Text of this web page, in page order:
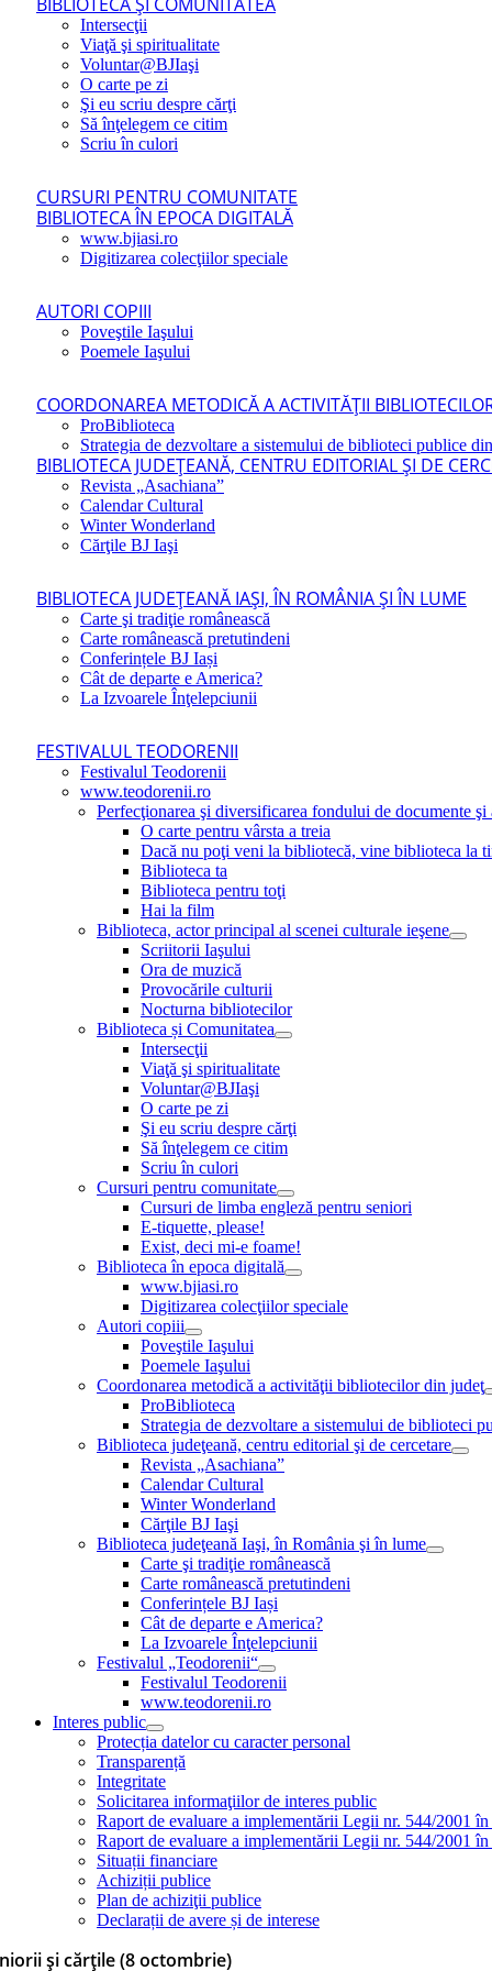
Intersecţii
Viaţă şi spiritualitate
Voluntar@BJIaşi
O carte pe zi
Şi eu scriu despre cărţi
Să înţelegem ce citim
Scriu în culori
CURSURI PENTRU COMUNITATE
BIBLIOTECA ÎN EPOCA DIGITALĂ
www.bjiasi.ro
Digitizarea colecţiilor speciale
AUTORI COPIII
Poveştile Iaşului
Poemele Iaşului
COORDONAREA METODICĂ A ACTIVITĂŢII
ProBiblioteca
Strategia de dezvoltare a sistemului de biblioteci publice
BIBLIOTECA JUDEŢEANĂ, CENTRU EDITORIAL ŞI DE
Revista „Asachiana”
Calendar Cultural
Winter Wonderland
Cărţile BJ Iaşi
BIBLIOTECA JUDEŢEANĂ IAŞI, ÎN ROMÂNIA ŞI ÎN LUME
Carte şi tradiţie românească
Carte românească pretutindeni
Conferințele BJ Iași
Cât de departe e America?
La Izvoarele Înţelepciunii
FESTIVALUL TEODORENII
Festivalul Teodorenii
www.teodorenii.ro
Perfecţionarea şi diversificarea fondului de documente
O carte pentru vârsta a treia
Dacă nu poţi veni la bibliotecă, vine biblioteca la
Biblioteca ta
Biblioteca pentru toţi
Hai la film
Biblioteca, actor principal al scenei culturale ieşene
Scriitorii Iaşului
Ora de muzică
Provocările culturii
Nocturna bibliotecilor
Biblioteca și Comunitatea
Intersecţii
Viaţă şi spiritualitate
Voluntar@BJIaşi
O carte pe zi
Şi eu scriu despre cărţi
Să înţelegem ce citim
Scriu în culori
Cursuri pentru comunitate
Cursuri de limba engleză pentru seniori
E-tiquette, please!
Exist, deci mi-e foame!
Biblioteca în epoca digitală
www.bjiasi.ro
Digitizarea colecţiilor speciale
Autori copiii
Poveştile Iaşului
Poemele Iaşului
Coordonarea metodică a activităţii bibliotecilor din judeţ
ProBiblioteca
Strategia de dezvoltare a sistemului de biblioteci
Biblioteca judeţeană, centru editorial şi de cercetare
Revista „Asachiana”
Calendar Cultural
Winter Wonderland
Cărţile BJ Iaşi
Biblioteca judeţeană Iaşi, în România şi în lume
Carte şi tradiţie românească
Carte românească pretutindeni
Conferințele BJ Iași
Cât de departe e America?
La Izvoarele Înţelepciunii
Festivalul „Teodorenii“
Festivalul Teodorenii
www.teodorenii.ro
Interes public
Protecția datelor cu caracter personal
Transparență
Integritate
Solicitarea informaţiilor de interes public
Raport de evaluare a implementării Legii nr. 544/2001
Raport de evaluare a implementării Legii nr. 544/2001
Situații financiare
Achiziții publice
Plan de achiziţii publice
Declarații de avere și de interese
și cărțile (8 octombrie)